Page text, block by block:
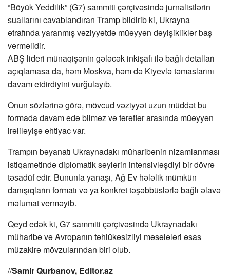
“Böyük Yeddilik” (G7) sammiti çərçivəsində jurnalistlərin
suallarını cavablandıran Tramp bildirib ki, Ukrayna
ətrafında yaranmış vəziyyətdə müəyyən dəyişikliklər baş
verməlidir.
ABŞ lideri münaqişənin gələcək inkişafı ilə bağlı detalları
açıqlamasa da, həm Moskva, həm də Kiyevlə təmaslarını
davam etdirdiyini vurğulayıb.
Onun sözlərinə görə, mövcud vəziyyət uzun müddət bu
formada davam edə bilməz və tərəflər arasında müəyyən
irəliləyişə ehtiyac var.
Trampın bəyanatı Ukraynadakı müharibənin nizamlanması
istiqamətində diplomatik səylərin intensivləşdiyi bir dövrə
təsadüf edir. Bununla yanaşı, Ağ Ev hələlik mümkün
danışıqların formatı və ya konkret təşəbbüslərlə bağlı əlavə
məlumat verməyib.
Qeyd edək ki, G7 sammiti çərçivəsində Ukraynadakı
müharibə və Avropanın təhlükəsizliyi məsələləri əsas
müzakirə mövzularından biri olub.
//Samir Qurbanov, Editor.az